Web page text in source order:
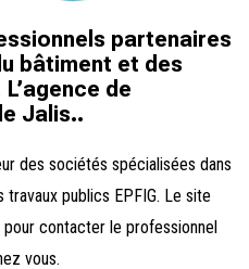
partenaires
bâtiment et des
de
Jalis..
des sociétés spécialisées dans
publics EPFIG. Le site
contacter le professionnel
vous.